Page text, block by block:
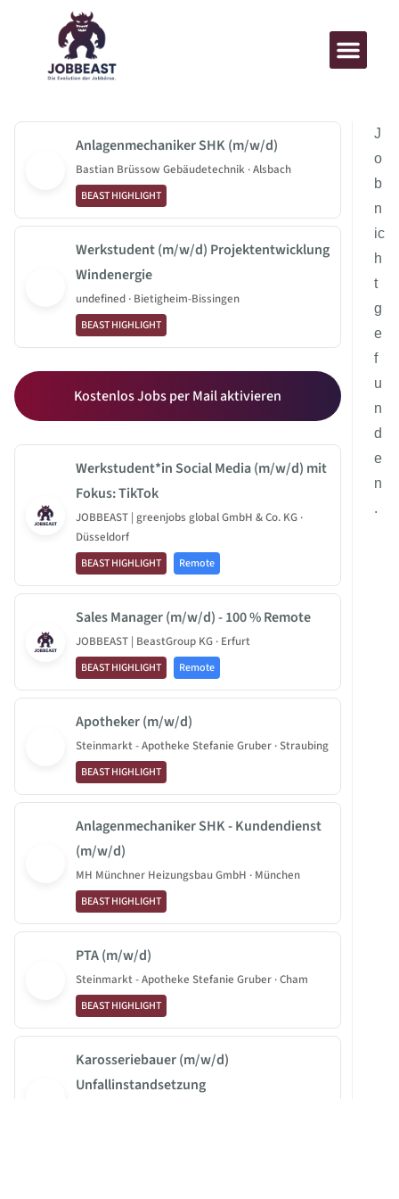
Anlagenmechaniker SHK (m/w/d)
Bastian Brüssow Gebäudetechnik · Alsbach
BEAST HIGHLIGHT
Werkstudent (m/w/d) Projektentwicklung
Windenergie
undefined · Bietigheim-Bissingen
BEAST HIGHLIGHT
Kostenlos Jobs per Mail aktivieren
Werkstudent*in Social Media (m/w/d) mit
Fokus: TikTok
JOBBEAST | greenjobs global GmbH & Co. KG ·
Düsseldorf
BEAST HIGHLIGHT Remote
Sales Manager (m/w/d) - 100 % Remote
JOBBEAST | BeastGroup KG · Erfurt
BEAST HIGHLIGHT Remote
Apotheker (m/w/d)
Steinmarkt - Apotheke Stefanie Gruber · Straubing
BEAST HIGHLIGHT
Anlagenmechaniker SHK - Kundendienst
(m/w/d)
MH Münchner Heizungsbau GmbH · München
BEAST HIGHLIGHT
PTA (m/w/d)
Steinmarkt - Apotheke Stefanie Gruber · Cham
BEAST HIGHLIGHT
Karosseriebauer (m/w/d)
Unfallinstandsetzung
J
o
b
n
ic
h
t
g
e
f
u
n
d
e
n
.